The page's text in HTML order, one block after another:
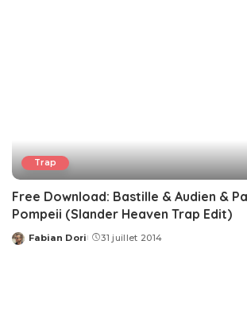
Trap
Free Download: Bastille & Audien &
Pompeii (Slander Heaven Trap Edit)
Posted
Fabian Dori 31 juillet 2014